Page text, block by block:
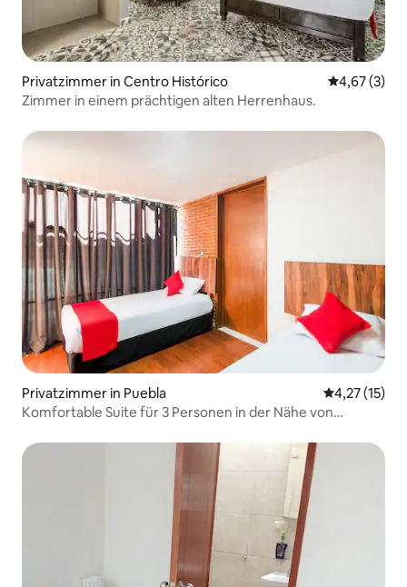
Privatzimmer in Centro Histórico
4,67 (3)
Zimmer in einem prächtigen alten Herrenhaus.
Privatzimmer in Puebla
4,27 (15)
Komfortable Suite für 3 Personen in der Nähe von